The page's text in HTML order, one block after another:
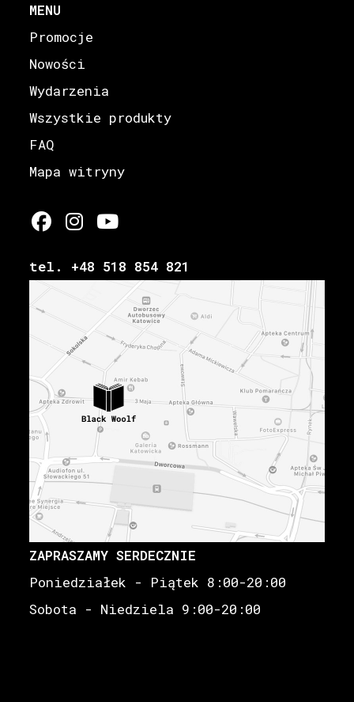
MENU
Promocje
Nowości
Wydarzenia
Wszystkie produkty
FAQ
Mapa witryny
tel. +48 518 854 821
ZAPRASZAMY SERDECZNIE
Poniedziałek - Piątek 8:00-20:00
Sobota - Niedziela 9:00-20:00